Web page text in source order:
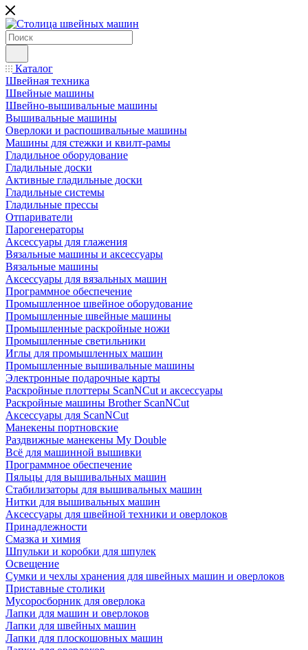
Каталог
Швейная техника
Швейные машины
Швейно-вышивальные машины
Вышивальные машины
Оверлоки и распошивальные машины
Машины для стежки и квилт-рамы
Гладильное оборудование
Гладильные доски
Активные гладильные доски
Гладильные системы
Гладильные прессы
Отпариватели
Парогенераторы
Аксессуары для глажения
Вязальные машины и аксессуары
Вязальные машины
Аксессуары для вязальных машин
Программное обеспечение
Промышленное швейное оборудование
Промышленные швейные машины
Промышленные раскройные ножи
Промышленные светильники
Иглы для промышленных машин
Промышленные вышивальные машины
Электронные подарочные карты
Раскройные плоттеры ScanNCut и аксессуары
Раскройные машины Brother ScanNCut
Аксессуары для ScanNCut
Манекены портновские
Раздвижные манекены My Double
Всё для машинной вышивки
Программное обеспечение
Пяльцы для вышивальных машин
Стабилизаторы для вышивальных машин
Нитки для вышивальных машин
Аксессуары для швейной техники и оверлоков
Принадлежности
Смазка и химия
Шпульки и коробки для шпулек
Освещение
Сумки и чехлы хранения для швейных машин и оверлоков
Приставные столики
Мусоросборник для оверлока
Лапки для машин и оверлоков
Лапки для швейных машин
Лапки для плоскошовных машин